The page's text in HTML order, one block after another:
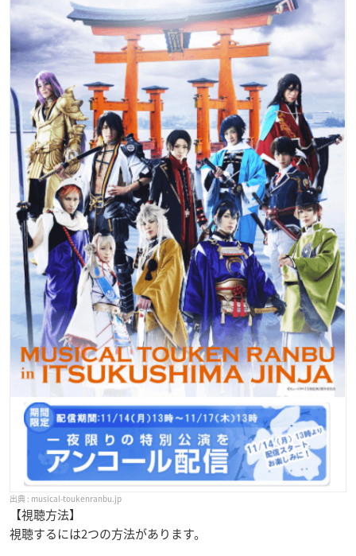
musical-toukenranbu.jp
【視聴方法】
視聴するには2つの方法があります。